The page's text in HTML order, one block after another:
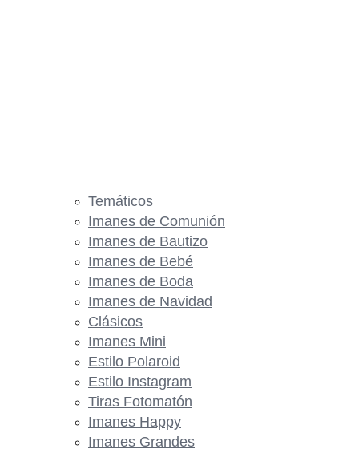
Temáticos
Imanes de Comunión
Imanes de Bautizo
Imanes de Bebé
Imanes de Boda
Imanes de Navidad
Clásicos
Imanes Mini
Estilo Polaroid
Estilo Instagram
Tiras Fotomatón
Imanes Happy
Imanes Grandes